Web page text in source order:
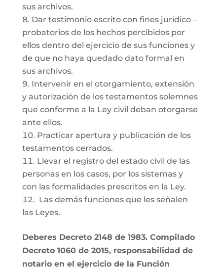
sus archivos.
Dar testimonio escrito con fines jurídico –
probatorios de los hechos percibidos por
ellos dentro del ejercicio de sus funciones y
de que no haya quedado dato formal en
sus archivos.
Intervenir en el otorgamiento, extensión
y autorización de los testamentos solemnes
que conforme a la Ley civil deban otorgarse
ante ellos.
Practicar apertura y publicación de los
testamentos cerrados.
Llevar el registro del estado civil de las
personas en los casos, por los sistemas y
con las formalidades prescritos en la Ley.
Las demás funciones que les señalen
las Leyes.
Deberes Decreto 2148 de 1983. Compilado
Decreto 1060 de 2015, responsabilidad de
notario en el ejercicio de la Función